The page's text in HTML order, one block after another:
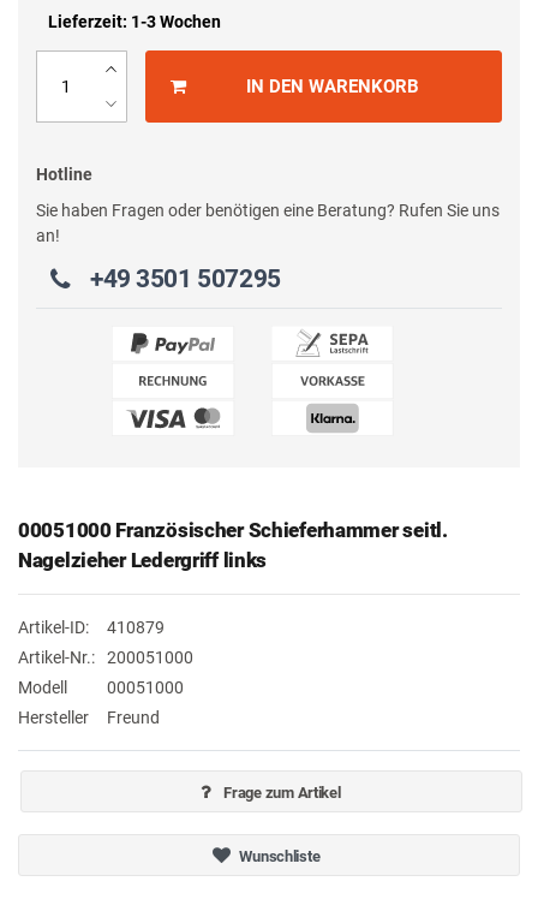
Lieferzeit: 1-3 Wochen
IN DEN WARENKORB
Hotline
Sie haben Fragen oder benötigen eine Beratung? Rufen Sie uns
an!
+49 3501 507295
00051000 Französischer Schieferhammer seitl.
Nagelzieher Ledergriff links
Artikel-ID:
410879
Artikel-Nr.:
200051000
Modell
00051000
Hersteller
Freund
Frage zum Artikel
Wunschliste